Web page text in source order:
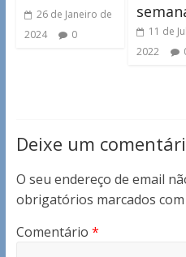
26 de Janeiro de
2024
0
11 de
2022
Deixe um
O seu endereço de email
obrigatórios marcados com
Comentário *